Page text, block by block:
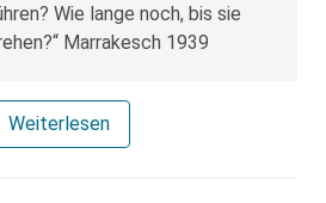
Wie lange noch, bis sie
Marrakesch 1939
Weiterlesen